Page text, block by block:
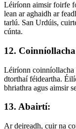
Léiríonn aimsir foirfe
lean ar aghaidh ar
tarlú. San Urdúis,
cúnta.
12.
Léiríonn coinníollacha
dtorthaí féideartha.
bhriathra agus aimsir
13. Abairtí:
Ar deireadh, cuir na